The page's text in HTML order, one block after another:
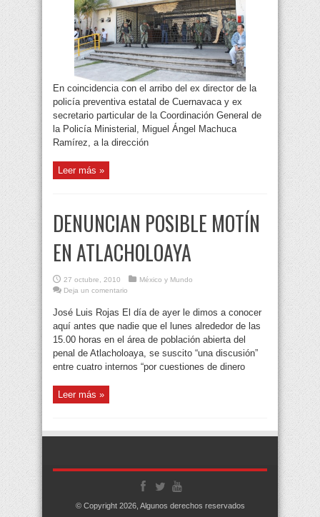
En coincidencia con el arribo del ex director de la
policía preventiva estatal de Cuernavaca y ex
secretario particular de la Coordinación General de
la Policía Ministerial, Miguel Ángel Machuca
Ramírez, a la dirección
Leer más »
DENUNCIAN POSIBLE MOTÍN
EN ATLACHOLOAYA
27 octubre, 2010
México y Mundo
Deja un comentario
José Luis Rojas El día de ayer le dimos a conocer
aquí antes que nadie que el lunes alrededor de las
15.00 horas en el área de población abierta del
penal de Atlacholoaya, se suscito “una discusión”
entre cuatro internos “por cuestiones de dinero
Leer más »
© Copyright 2026, Algunos derechos reservados